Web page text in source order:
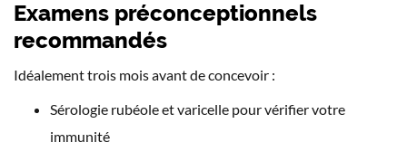
Examens préconceptionnels
recommandés
Idéalement trois mois avant de concevoir :
Sérologie rubéole et varicelle pour vérifier votre
immunité